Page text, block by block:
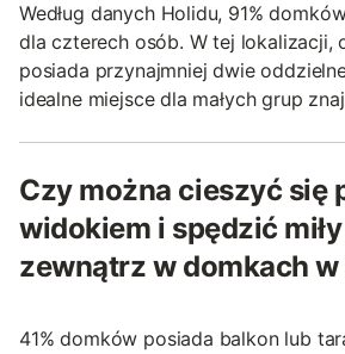
Według danych Holidu, 91%
dla czterech osób. W tej lokalizacji,
posiada przynajmniej dwie
idealne miejsce dla małych grup
Czy można cieszyć się
widokiem i spędzić
zewnątrz w domkach w
41% domków posiada balkon lub